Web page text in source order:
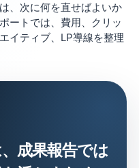
、次に何を直せばよいか
ートでは、費用、クリッ
イティブ、LP導線を整理
成果報告では